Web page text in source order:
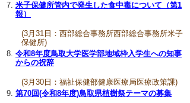
米子保健所管内で発生した食中毒について（第1
報）
(3月31日：西部総合事務所西部総合事務所米子
保健所)
令和8年度鳥取大学医学部地域枠入学生への知事
からの祝辞
(3月30日：福祉保健部健康医療局医療政策課)
第70回(令和8年度)鳥取県植樹祭テーマの募集